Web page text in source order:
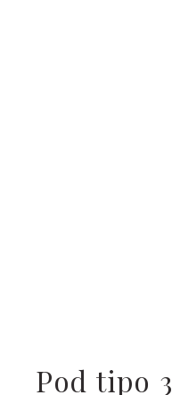
Pod tipo 3